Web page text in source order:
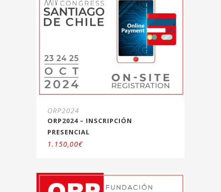
ORP2024
ORP2024 – INSCRIPCIÓN
PRESENCIAL
1.150,00€